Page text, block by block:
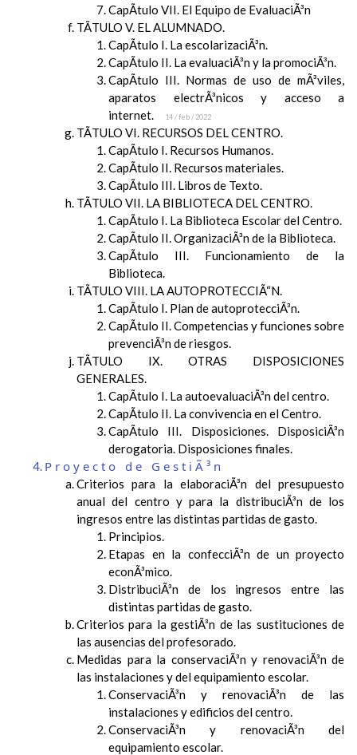
CapÃ­tulo VII. El Equipo de EvaluaciÃ³n
TÃTULO V. EL ALUMNADO.
CapÃ­tulo I. La escolarizaciÃ³n.
CapÃ­tulo II. La evaluaciÃ³n y la promociÃ³n.
CapÃ­tulo III. Normas de uso de mÃ³viles,
aparatos electrÃ³nicos y acceso a
internet.
14 / feb / 2022
TÃTULO VI. RECURSOS DEL CENTRO.
CapÃ­tulo I. Recursos Humanos.
CapÃ­tulo II. Recursos materiales.
CapÃ­tulo III. Libros de Texto.
TÃTULO VII. LA BIBLIOTECA DEL CENTRO.
CapÃ­tulo I. La Biblioteca Escolar del Centro.
CapÃ­tulo II. OrganizaciÃ³n de la Biblioteca.
CapÃ­tulo III. Funcionamiento de la
Biblioteca.
TÃTULO VIII. LA AUTOPROTECCIÃ“N.
CapÃ­tulo I. Plan de autoprotecciÃ³n.
CapÃ­tulo II. Competencias y funciones sobre
prevenciÃ³n de riesgos.
TÃTULO IX. OTRAS DISPOSICIONES
GENERALES.
CapÃ­tulo I. La autoevaluaciÃ³n del centro.
CapÃ­tulo II. La convivencia en el Centro.
CapÃ­tulo III. Disposiciones. DisposiciÃ³n
derogatoria. Disposiciones finales.
Proyecto de GestiÃ³n
Criterios para la elaboraciÃ³n del presupuesto
anual del centro y para la distribuciÃ³n de los
ingresos entre las distintas partidas de gasto.
Principios.
Etapas en la confecciÃ³n de un proyecto
econÃ³mico.
DistribuciÃ³n de los ingresos entre las
distintas partidas de gasto.
Criterios para la gestiÃ³n de las sustituciones de
las ausencias del profesorado.
Medidas para la conservaciÃ³n y renovaciÃ³n de
las instalaciones y del equipamiento escolar.
ConservaciÃ³n y renovaciÃ³n de las
instalaciones y edificios del centro.
ConservaciÃ³n y renovaciÃ³n del
equipamiento escolar.